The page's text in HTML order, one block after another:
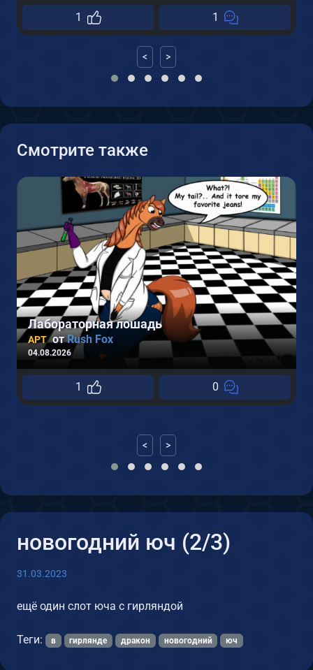
1 1
< >
Смотрите также
Лабораторная лошадь
АРТ отRush Fox
04.08.2026
1 0
< >
новогодний юч (2/3)
31.03.2023
ещё один слот юча с гирляндой
Теги: в гирлянде дракон новогодний юч